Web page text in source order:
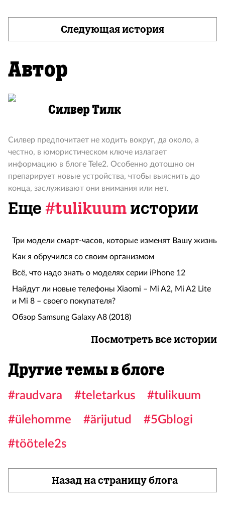
Следующая история
Автор
Силвер Тилк
Силвер предпочитает не ходить вокруг, да около, а
честно, в юмористическом ключе излагает
информацию в блоге Tele2. Особенно дотошно он
препарирует новые устройства, чтобы выяснить до
конца, заслуживают они внимания или нет.
Еще #tulikuum истории
Три модели смарт-часов, которые изменят Вашу жизнь
Как я обручился со своим организмом
Всё, что надо знать о моделях серии iPhone 12
Найдут ли новые телефоны Xiaomi – Mi A2, Mi A2 Lite
и Mi 8 – своего покупателя?
Обзор Samsung Galaxy A8 (2018)
Посмотреть все истории
Другие темы в блоге
#raudvara #teletarkus
#tulikuum
#ülehomme
#ärijutud
#5Gblogi
#töötele2s
Назад на страницу блога